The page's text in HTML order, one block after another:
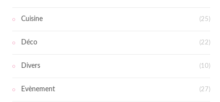
Cuisine (25)
Déco (22)
Divers (10)
Evènement (27)